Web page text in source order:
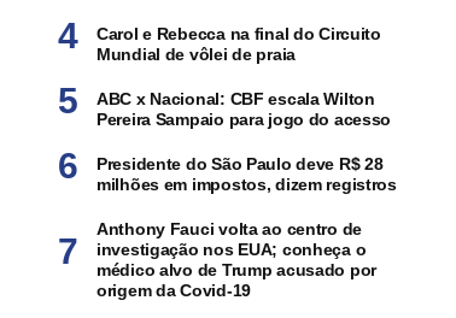
Carol e Rebecca na final do Circuito
Mundial de vôlei de praia
ABC x Nacional: CBF escala Wilton
Pereira Sampaio para jogo do acesso
Presidente do São Paulo deve R$ 28
milhões em impostos, dizem registros
Anthony Fauci volta ao centro de
investigação nos EUA; conheça o
médico alvo de Trump acusado por
origem da Covid-19